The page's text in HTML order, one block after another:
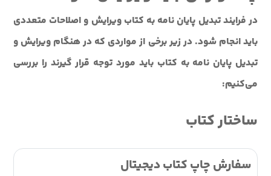
در فرایند تبدیل پایان نامه به کتاب ویرایش و اصلاحات متعددی
باید انجام شود. در زیر برخی از مواردی که در هنگام ویرایش و
تبدیل پایان نامه به کتاب باید مورد توجه قرار گیرند را بررسی
می‌کنیم:
ساختار کتاب
سفارش چاپ کتاب دیجیتال